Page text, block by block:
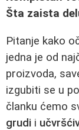
Šta zaista
Pitanje kako
jedna je od
proizvoda,
izgubiti se u
članku ćemo
grudi i